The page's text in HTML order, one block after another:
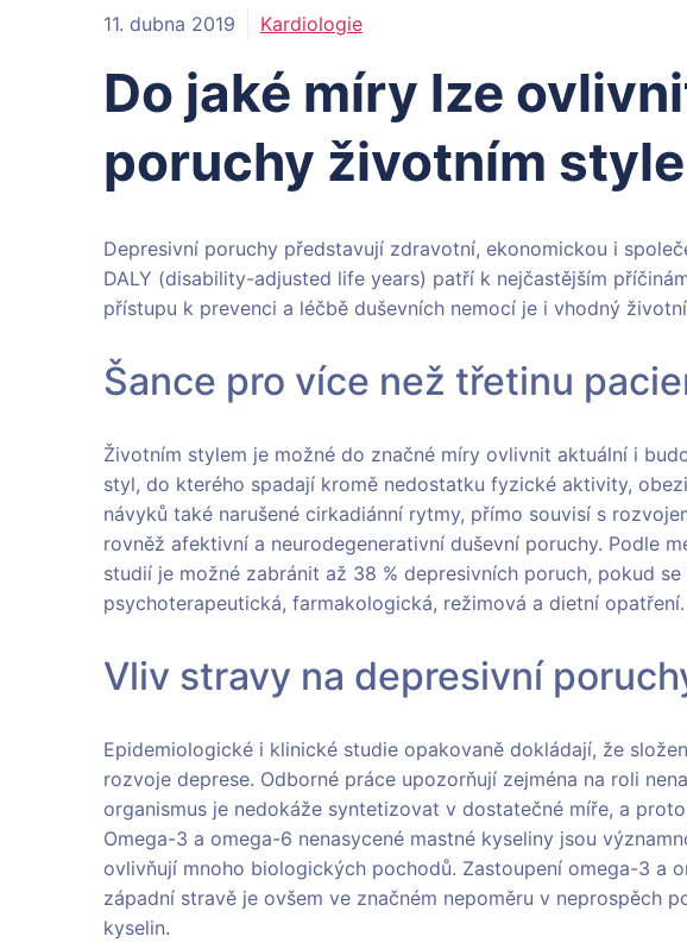
11. dubna 2019 Kardiologie
Do jaké míry lze
poruchy životním
Depresivní poruchy představují zdravotní, ekonomickou i
DALY (disability-adjusted life years) patří k nejčastějším
přístupu k prevenci a léčbě duševních nemocí je i vhodný
Šance pro více než třetinu
Životním stylem je možné do značné míry ovlivnit aktuální i
styl, do kterého spadají kromě nedostatku fyzické aktivity,
návyků také narušené cirkadiánní rytmy, přímo souvisí s
rovněž afektivní a neurodegenerativní duševní poruchy. Podle
studií je možné zabránit až 38 % depresivních poruch, pokud
psychoterapeutická, farmakologická, režimová a dietní opatření.
Vliv stravy na depresivní
Epidemiologické i klinické studie opakovaně dokládají, že
rozvoje deprese. Odborné práce upozorňují zejména na roli
organismus je nedokáže syntetizovat v dostatečné míře, a
Omega-3 a omega-6 nenasycené mastné kyseliny jsou
ovlivňují mnoho biologických pochodů. Zastoupení omega-3 a
západní stravě je ovšem ve značném nepoměru v neprospěch
kyselin.